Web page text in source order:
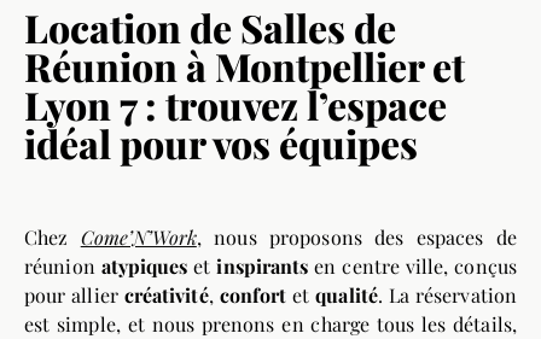
Location de Salles de
Réunion à Montpellier et
Lyon 7 : trouvez l’espace
idéal pour vos équipes
Chez Come’N’Work, nous proposons des espaces de
réunion atypiques etinspirants en centre ville, conçus
pour allier créativité, confort etqualité. La réservation
est simple, et nous prenons en charge tous les détails,